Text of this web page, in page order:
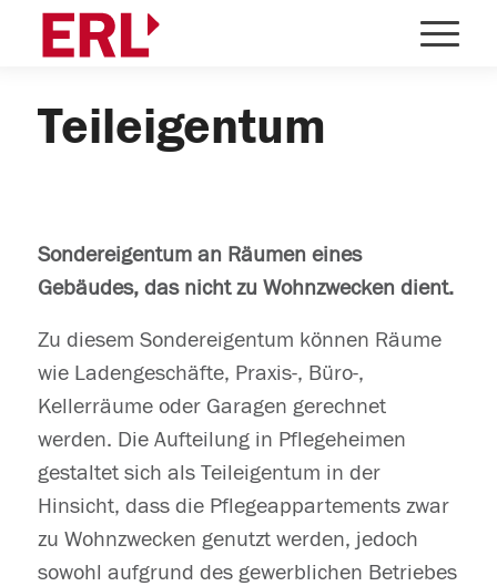
Teileigentum
Sondereigentum an Räumen eines
Gebäudes, das nicht zu Wohnzwecken dient.
Zu diesem Sondereigentum können Räume
wie Ladengeschäfte, Praxis-, Büro-,
Kellerräume oder Garagen gerechnet
werden. Die Aufteilung in Pflegeheimen
gestaltet sich als Teileigentum in der
Hinsicht, dass die Pflegeappartements zwar
zu Wohnzwecken genutzt werden, jedoch
sowohl aufgrund des gewerblichen Betriebes